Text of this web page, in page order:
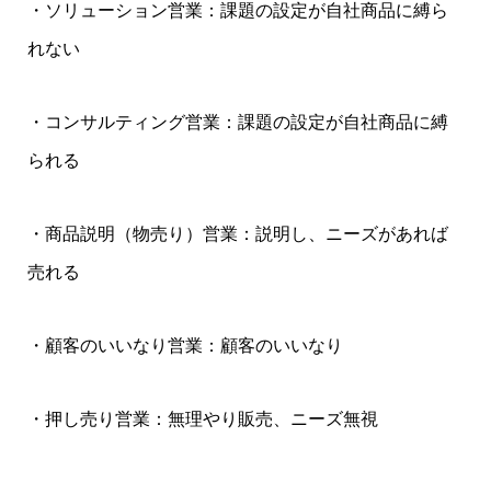
・ソリューション営業：課題の設定が自社商品に縛ら
れない
・コンサルティング営業：課題の設定が自社商品に縛
られる
・商品説明（物売り）営業：説明し、ニーズがあれば
売れる
・顧客のいいなり営業：顧客のいいなり
・押し売り営業：無理やり販売、ニーズ無視